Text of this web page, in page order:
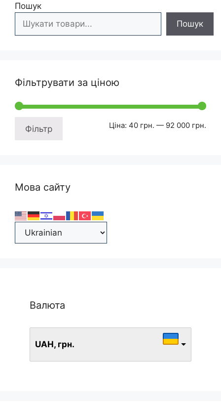
Пошук
Пошук
Фільтрувати за ціною
Фільтр Ціна: 40 грн. — 92 000 грн.
Мова сайту
Валюта
UAH, грн.